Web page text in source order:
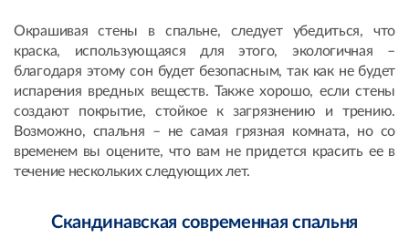
Окрашивая стены в спальне, следует убедиться, что
краска, использующаяся для этого, экологичная –
благодаря этому сон будет безопасным, так как не будет
испарения вредных веществ. Также хорошо, если стены
создают покрытие, стойкое к загрязнению и трению.
Возможно, спальня – не самая грязная комната, но со
временем вы оцените, что вам не придется красить ее в
течение нескольких следующих лет.
Скандинавская современная спальня